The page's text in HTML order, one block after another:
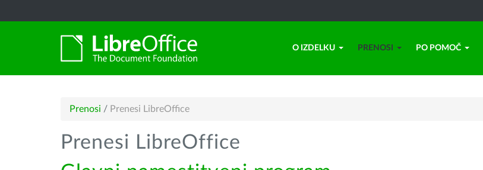
O IZDELKU PRENOSI PO POMOČ
Prenosi / Prenesi LibreOffice
Prenesi LibreOffice